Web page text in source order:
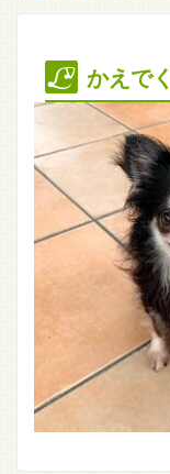
かえで